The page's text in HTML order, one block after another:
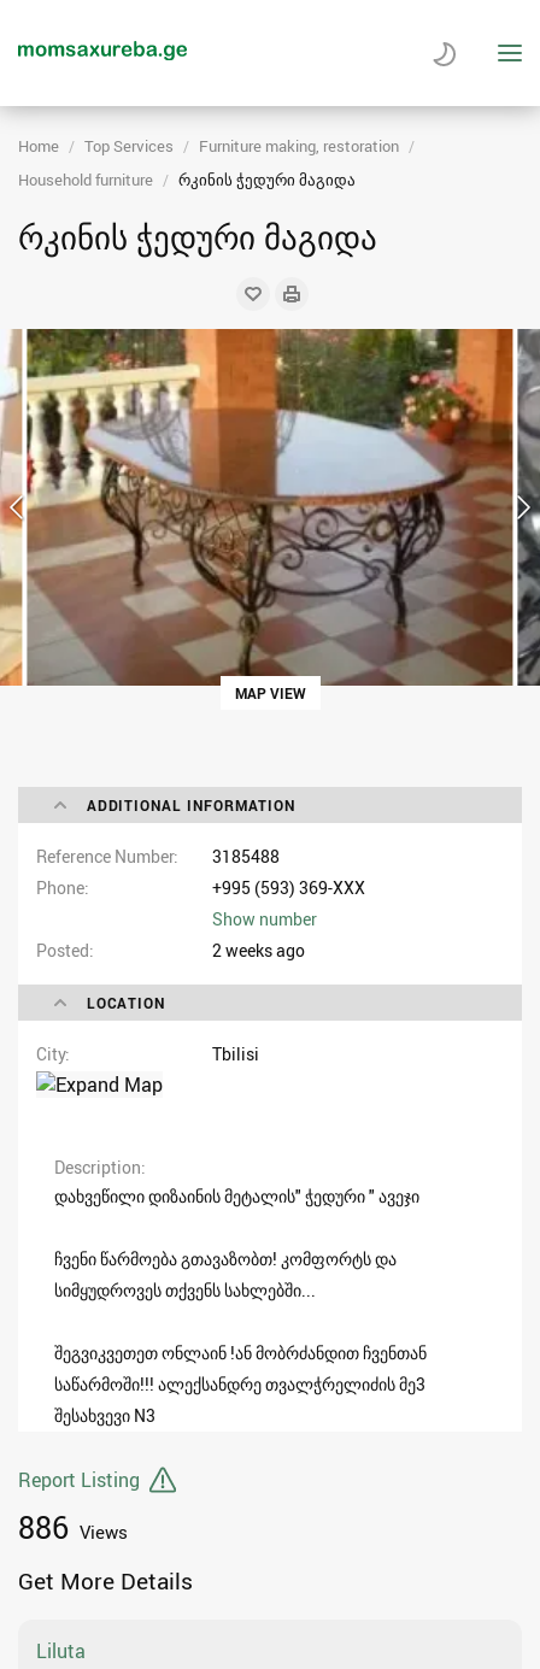
Home Top Services
Furniture making, restoration
Household furniture
რკინის ჭედური მაგიდა
რკინის ჭედური მაგიდა
MAP VIEW
ADDITIONAL INFORMATION
Reference Number
3185488
Phone
+995 (593) 369-XXX
Show number
Posted
2 weeks ago
LOCATION
City Tbilisi
Description
დახვეწილი დიზაინის მეტალის" ჭედური " ავეჯი
ჩვენი წარმოება გთავაზობთ! კომფორტს და
სიმყუდროვეს თქვენს სახლებში...
შეგვიკვეთეთ ონლაინ !ან მობრძანდით ჩვენთან
საწარმოში!!! ალექსანდრე თვალჭრელიძის მე3
შესახვევი N3
Report Listing
886 Views
Get More Details
Liluta